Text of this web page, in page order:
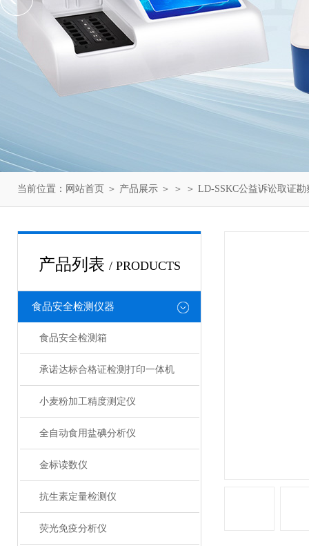
当前位置： 网站首页 ＞ 产品展示 ＞ ＞ ＞ LD-SSKC公益诉讼取证勘
产品列表 / PRODUCTS
食品安全检测仪器
食品安全检测箱
承诺达标合格证检测打印一体机
小麦粉加工精度测定仪
全自动食用盐碘分析仪
金标读数仪
抗生素定量检测仪
荧光免疫分析仪